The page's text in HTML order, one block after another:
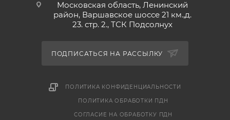
Московская область, Ленинский
район, Варшавское шоссе 21 км.,д.
23. стр. 2., ТСК Подсолнух
ПОДПИСАТЬСЯ НА РАССЫЛКУ
ПОЛИТИКА КОНФИДЕНЦИАЛЬНОСТИ
ПОЛИТИКА ОБРАБОТКИ ПДН
СОГЛАСИЕ НА ОБРАБОТКУ ПДН